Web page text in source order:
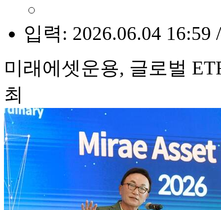
입력: 2026.06.04 16:59
미래에셋운용, 글로벌
최